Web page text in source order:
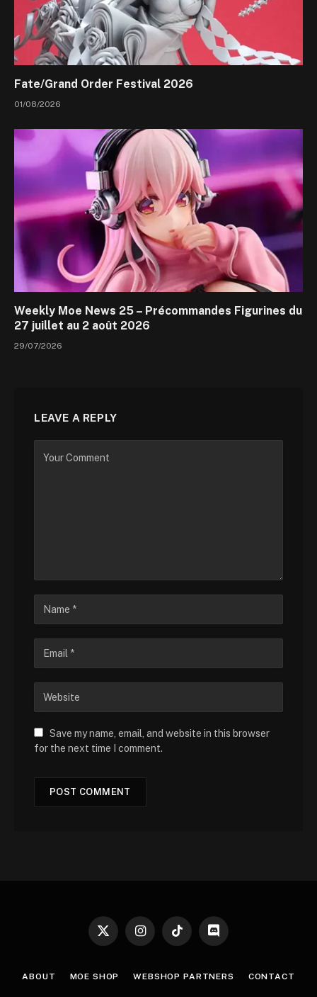
Fate/Grand Order Festival 2026
01/08/2026
Weekly Moe News 25 – Précommandes Figurines du
27 juillet au 2 août 2026
29/07/2026
LEAVE A REPLY
Save my name, email, and website in this browser
for the next time I comment.
X
InstagramTikTok Discord
ABOUT MOE SHOP WEBSHOP PARTNERS CONTACT